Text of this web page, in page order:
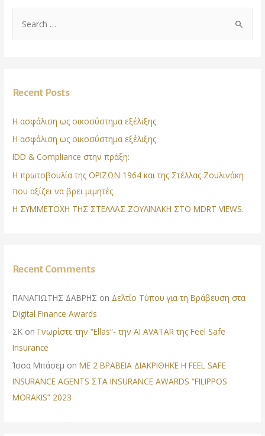
Recent Posts
Η ασφάλιση ως οικοσύστημα εξέλιξης
Η ασφάλιση ως οικοσύστημα εξέλιξης
IDD & Compliance στην πράξη:
Η πρωτοβουλία της ΟΡΙΖΩΝ 1964 και της Στέλλας Ζουλινάκη
που αξίζει να βρει μιμητές
Η ΣΥΜΜΕΤΟΧΗ ΤΗΣ ΣΤΕΛΛΑΣ ΖΟΥΛΙΝΑΚΗ ΣΤΟ MDRT VIEWS.
Recent Comments
ΠΑΝΑΓΙΩΤΗΣ ΔΑΒΡΗΣ on Δελτίο Τύπου για τη Βράβευση στα
Digital Finance Awards
ΣΚ onΓνωρίστε την “Ellas”- την AI AVATAR της Feel Safe
Insurance
Ίσσα Μπάσεμ onΜΕ 2 ΒΡΑΒΕΙΑ ΔΙΑΚΡΙΘΗΚΕ Η FEEL SAFE
INSURANCE AGENTS ΣΤΑ INSURANCE AWARDS “FILIPPOS
MORAKIS” 2023